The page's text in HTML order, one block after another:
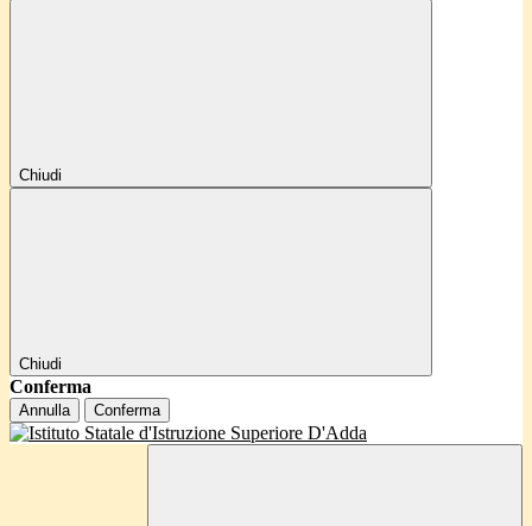
Chiudi
Chiudi
Conferma
Annulla Conferma